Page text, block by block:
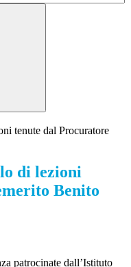
tenute dal Procuratore
di lezioni
Benito
patrocinate dall’Istituto